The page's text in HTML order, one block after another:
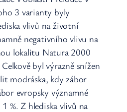
3 varianty byly
vlivů na životní
negativního vlivu na
lokalitu Natura 2000
byl výrazně snížen
modráska, kdy zábor
evropsky významné
%. Z hlediska vlivů na